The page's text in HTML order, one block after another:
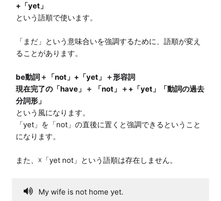
+「yet」
という語順で使います。
「まだ」という意味合いを強調するために、語順が変え
be動詞＋「not」+「yet」＋形容詞
現在完了の「have」＋ 「not」＋+「yet」「動詞の過去
分詞形」
という風になります。
「yet」を「not」の直後に置くと強調できるということ
になります。
また、☓「yet not」という語順は存在しません。
My wife is not home yet.